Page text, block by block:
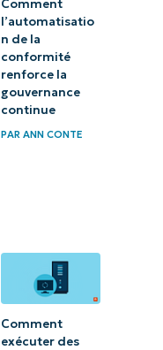
Comment
l’automatisatio
n de la
conformité
renforce la
gouvernance
continue
PAR ANN CONTE
Comment
exécuter des